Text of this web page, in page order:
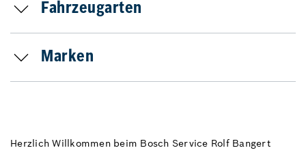
Fahrzeugarten
Marken
Herzlich Willkommen beim Bosch Service Rolf Bangert